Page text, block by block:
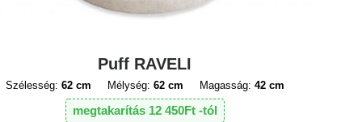
Puff RAVELI
Szélesség: 62 cm Mélység: 62 cm Magasság: 42 cm
megtakarítás 12 450Ft